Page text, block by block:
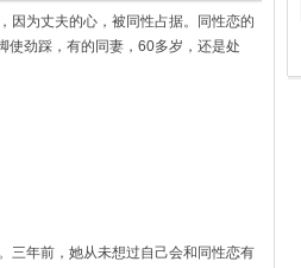
因为丈夫的心，被同性占据。同性恋的
使劲踩，有的同妻，60多岁，还是处
年前，她从未想过自己会和同性恋有